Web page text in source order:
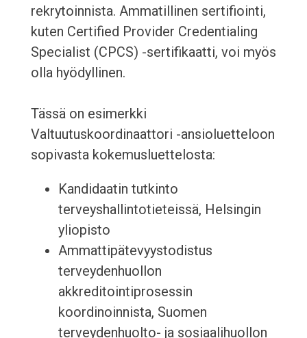
rekrytoinnista. Ammatillinen sertifiointi,
kuten Certified Provider Credentialing
Specialist (CPCS) -sertifikaatti, voi myös
olla hyödyllinen.
Tässä on esimerkki
Valtuutuskoordinaattori -ansioluetteloon
sopivasta kokemusluettelosta:
Kandidaatin tutkinto
terveyshallintotieteissä, Helsingin
yliopisto
Ammattipätevyystodistus
terveydenhuollon
akkreditointiprosessin
koordinoinnista, Suomen
terveydenhuolto- ja sosiaalihuollon